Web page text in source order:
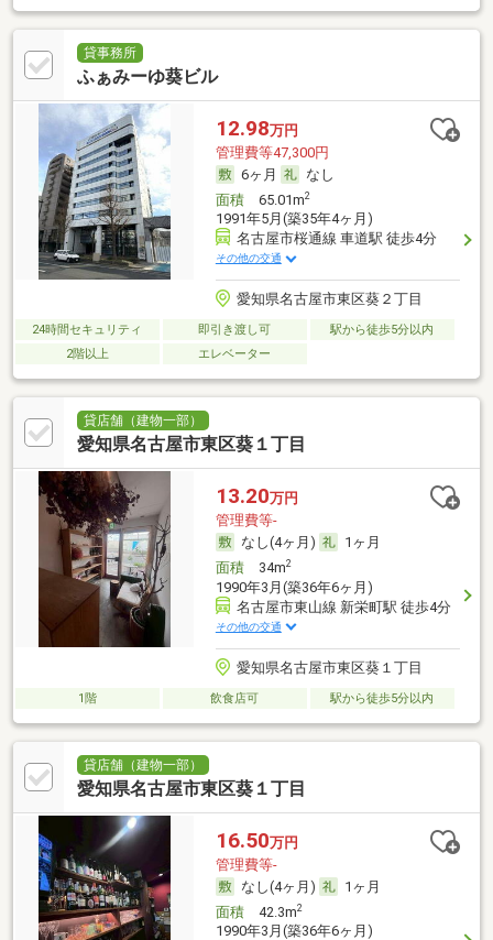
貸事務所
ふぁみーゆ葵ビル
12.98万円
管理費等47,300円
6ヶ月
なし
面積65.01m2
1991年5月(築35年4ヶ月)
名古屋市桜通線 車道駅 徒歩4分
その他の交通
愛知県名古屋市東区葵２丁目
24時間セキュリティ 即引き渡し可
駅から徒歩5分以内
2階以上
エレベーター
貸店舗（建物一部）
愛知県名古屋市東区葵１丁目
13.20万円
管理費等-
なし(4ヶ月)
1ヶ月
面積34m2
1990年3月(築36年6ヶ月)
名古屋市東山線 新栄町駅 徒歩4分
その他の交通
愛知県名古屋市東区葵１丁目
1階 飲食店可 駅から徒歩5分以内
貸店舗（建物一部）
愛知県名古屋市東区葵１丁目
16.50万円
管理費等-
なし(4ヶ月)
1ヶ月
面積42.3m2
1990年3月(築36年6ヶ月)